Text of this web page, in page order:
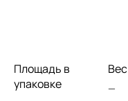
Площадь в
упаковке
Вес
—